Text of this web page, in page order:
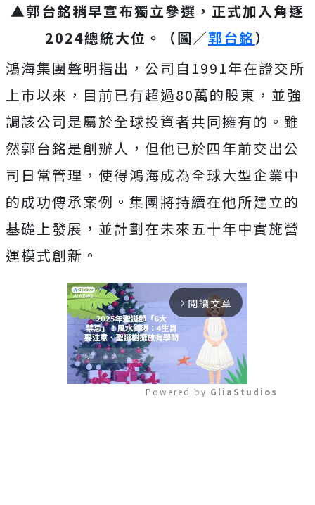
▲郭台銘稍早宣布獨立參選，正式加入角逐
2024總統大位。（圖／郭台銘）
鴻海集團聲明指出，公司自1991年在證交所
上市以來，目前已有超過80萬的股東，並強
調該公司是屬於全球投資者共同擁有的。雖
然郭台銘是創辦人，但他已於四年前交出公
司日常管理，使得鴻海成為全球大型企業中
的成功傳承案例。集團將持續在他所建立的
基礎上發展，並計劃在未來五十年中實施營
運模式創新。
arrow_forward_ios 閱讀文章
Powered by GliaStudios